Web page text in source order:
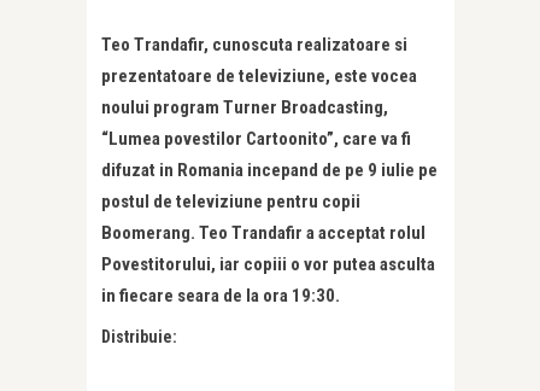
Teo Trandafir, cunoscuta realizatoare si
prezentatoare de televiziune, este vocea
noului program Turner Broadcasting,
“Lumea povestilor Cartoonito”, care va fi
difuzat in Romania incepand de pe 9 iulie pe
postul de televiziune pentru copii
Boomerang. Teo Trandafir a acceptat rolul
Povestitorului, iar copiii o vor putea asculta
in fiecare seara de la ora 19:30.
Distribuie: